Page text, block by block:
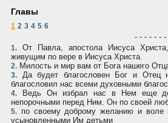
Главы
1 2 3 4 5 6
- - - - - -
1. От Павла, апостола Иисуса
живущим по вере в Иисуса Христа.
2. Милость и мир вам от Бога нашего
3. Да будет благословен Бог и Отец
благословил нас всеми духовными
4. Ведь Он избрал нас в Нем еще
непорочными перед Ним. Он по своей
5. по своему доброму желанию и воле
усыновленными Им детьми